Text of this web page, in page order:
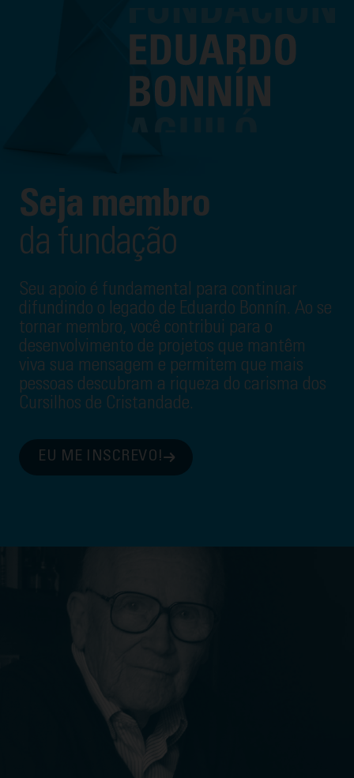
Seja membro
da fundação
Seu apoio é fundamental para continuar
difundindo o legado de Eduardo Bonnín. Ao se
tornar membro, você contribui para o
desenvolvimento de projetos que mantêm
viva sua mensagem e permitem que mais
pessoas descubram a riqueza do carisma dos
Cursilhos de Cristandade.
EU ME INSCREVO!